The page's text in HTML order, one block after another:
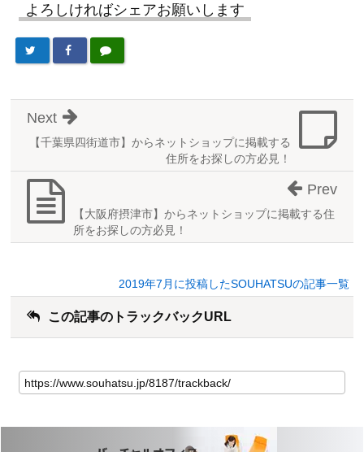
よろしければシェアお願いします
【千葉県四街道市】からネットショップに掲載する
住所をお探しの方必見！
Next
【大阪府摂津市】からネットショップに掲載する住
所をお探しの方必見！
Prev
2019年7月に投稿したSOUHATSUの記事一覧
この記事のトラックバックURL